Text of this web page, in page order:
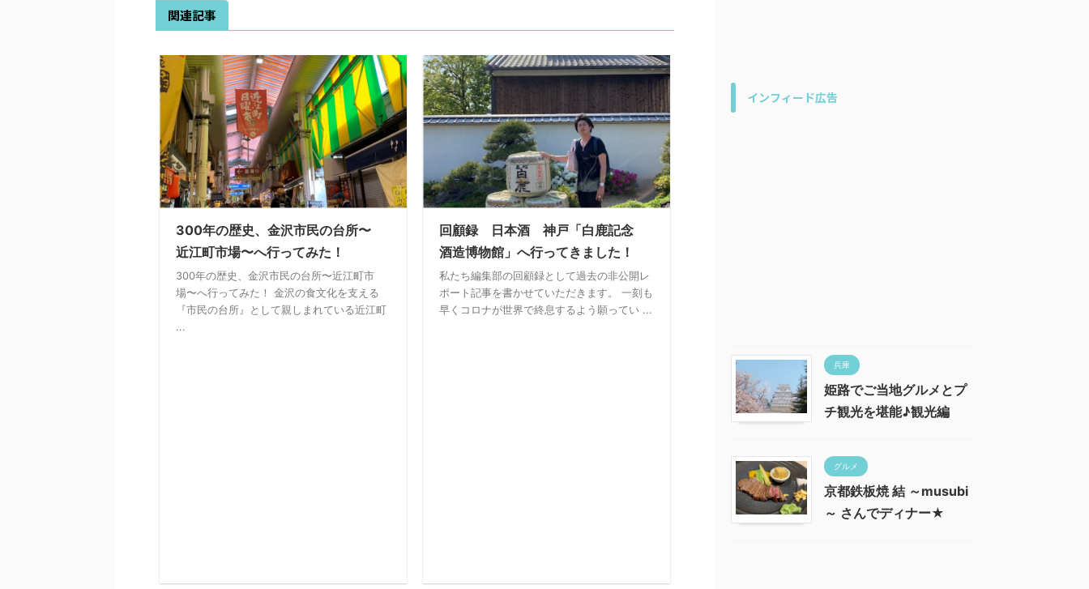
関連記事
300年の歴史、金沢市民の台所〜
近江町市場〜へ行ってみた！
300年の歴史、金沢市民の台所〜近江町市
場〜へ行ってみた！ 金沢の食文化を支える
『市民の台所』として親しまれている近江町
...
回顧録 日本酒 神戸「白鹿記念
酒造博物館」へ行ってきました！
私たち編集部の回顧録として過去の非公開レ
ポート記事を書かせていただきます。 一刻も
早くコロナが世界で終息するよう願ってい ...
インフィード広告
兵庫
姫路でご当地グルメとプ
チ観光を堪能♪観光編
グルメ
京都鉄板焼 結 ～musubi
～ さんでディナー★